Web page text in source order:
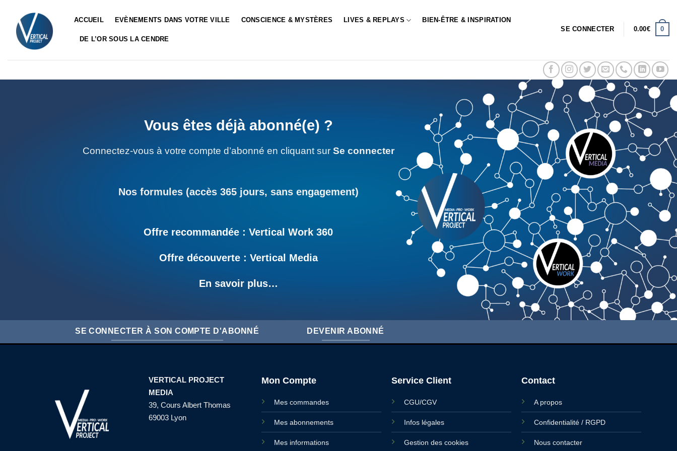
contenu
ACCUEIL EVÈNEMENTS DANS VOTRE VILLE CONSCIENCE & MYSTÈRES LIVES & REPLAYS BIEN-ÊTRE & INSPIRATION
DE L’OR SOUS LA CENDRE
SE CONNECTER 0.00€ 0
Vous êtes déjà abonné(e) ?
Connectez-vous à votre compte d’abonné en cliquant sur Se connecter
Nos formules (accès 365 jours, sans engagement)
Offre recommandée : Vertical Work 360
Offre découverte : Vertical Media
En savoir plus…
SE CONNECTER À SON COMPTE D'ABONNÉ DEVENIR ABONNÉ
VERTICAL PROJECT
MEDIA
39, Cours Albert Thomas
69003 Lyon
Mon Compte
Mes commandes
Mes abonnements
Mes informations
Service Client
CGU/CGV
Infos légales
Gestion des cookies
Contact
A propos
Confidentialité / RGPD
Nous contacter